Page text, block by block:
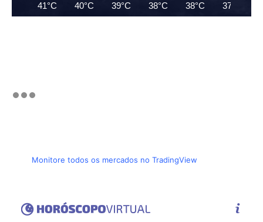
41°C 40°C 39°C 38°C 38°C 37°C
Monitore todos os mercados no TradingView